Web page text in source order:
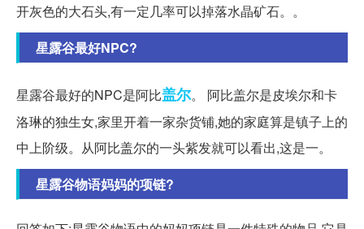
开灰色的大石头,有一定几率可以掉落水晶矿石。。
星露谷最好NPC?
星露谷最好的NPC是阿比盖尔。 阿比盖尔是皮埃尔和卡
洛琳的独生女,家里开着一家杂货铺,她的家庭算是镇子上的
中上阶级。从阿比盖尔的一头紫发就可以看出,这是一。
星露谷物语妈妈的项链?